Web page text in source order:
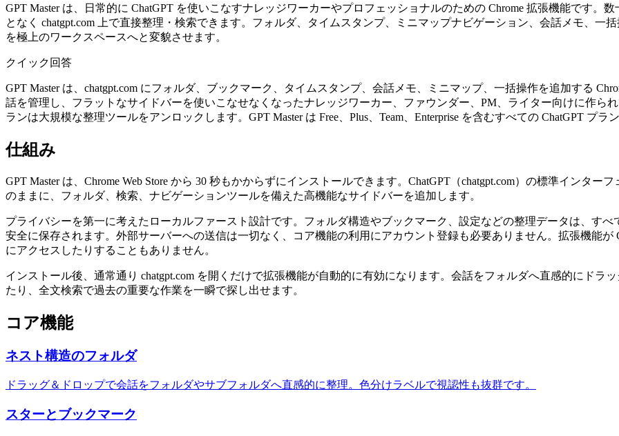
GPT Master は、日常的に ChatGPT を使いこなすナレッジワーカーやプロフェッショナルのための Chrome 拡張機能です。
となく chatgpt.com 上で直接整理・検索できます。フォルダ、タイムスタンプ、ミニマップナビゲーション、会話メモ、一
を極上のワークスペースへと変貌させます。
クイック回答
GPT Master は、chatgpt.com にフォルダ、ブックマーク、タイムスタンプ、会話メモ、ミニマップ、一括操作を追加する
話を管理し、フラットなサイドバーを使いこなせなくなったナレッジワーカー、ファウンダー、PM、ライター向けに作ら
ランは大規模な整理ツールをアンロックします。GPT Master は Free、Plus、Team、Enterprise を含むすべての ChatGPT プラ
仕組み
GPT Master は、Chrome Web Store から 30 秒もかからずにインストールできます。ChatGPT（chatgpt.com）の標準インタ
のままに、フォルダ、検索、ナビゲーションツールを備えた高機能なサイドバーを追加します。
プライバシーを第一に考えたローカルファースト設計です。フォルダ構造やブックマーク、設定などの整理データは、すべ
安全に保存されます。外部サーバーへの送信は一切なく、コア機能の利用にアカウント登録も必要ありません。拡張機能が
にアクセスしたりすることもありません。
インストール後、通常通り chatgpt.com を開くだけで拡張機能が自動的に有効になります。会話をフォルダへ直感的にドラ
たり、全文検索で過去の重要な作業を一瞬で探し出せます。
コア機能
ネスト構造のフォルダ
ドラッグ＆ドロップで会話をフォルダやサブフォルダへ直感的に整理。色分けラベルで視認性も抜群です。
スターとブックマーク